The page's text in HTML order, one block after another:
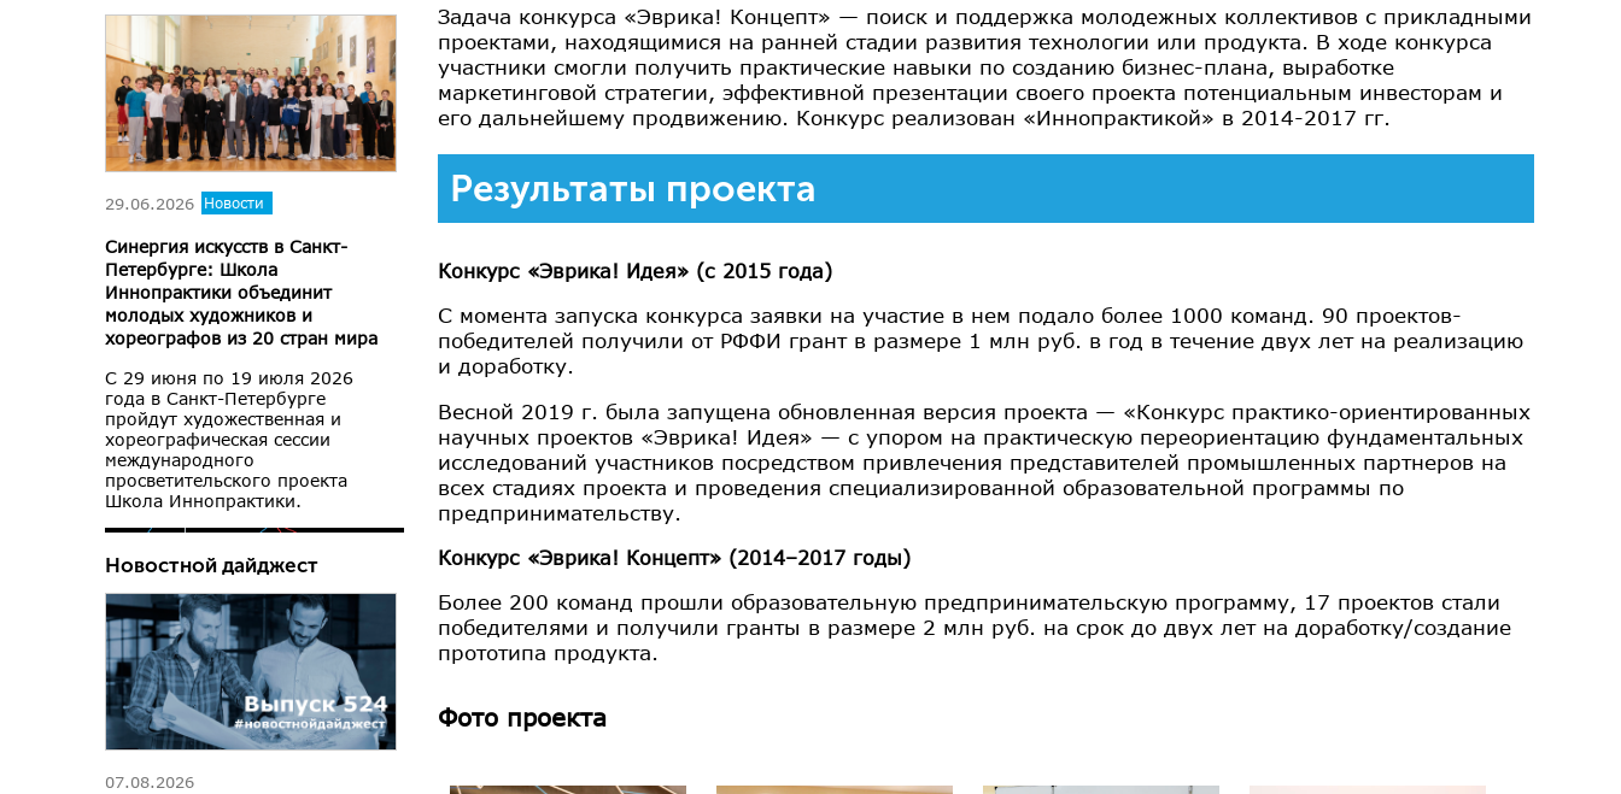
Задача конкурса «Эврика! Концепт» — поиск и поддержка молодежных коллективов с прикладными
проектами, находящимися на ранней стадии развития технологии или продукта. В ходе конкурса
участники смогли получить практические навыки по созданию бизнес-плана, выработке
маркетинговой стратегии, эффективной презентации своего проекта потенциальным инвесторам и
его дальнейшему продвижению. Конкурс реализован «Иннопрактикой» в 2014-2017 гг.
Результаты проекта
Конкурс «Эврика! Идея» (с 2015 года)
С момента запуска конкурса заявки на участие в нем подало более 1000 команд. 90 проектов-
победителей получили от РФФИ грант в размере 1 млн руб. в год в течение двух лет на реализацию
и доработку.
Весной 2019 г. была запущена обновленная версия проекта — «Конкурс практико-ориентированных
научных проектов «Эврика! Идея» — с упором на практическую переориентацию фундаментальных
исследований участников посредством привлечения представителей промышленных партнеров на
всех стадиях проекта и проведения специализированной образовательной программы по
предпринимательству.
Конкурс «Эврика! Концепт» (2014–2017 годы)
Более 200 команд прошли образовательную предпринимательскую программу, 17 проектов стали
победителями и получили гранты в размере 2 млн руб. на срок до двух лет на доработку/создание
прототипа продукта.
Фото проекта
29.06.2026 Новости
Синергия искусств в Санкт-
Петербурге: Школа
Иннопрактики объединит
молодых художников и
хореографов из 20 стран мира
С 29 июня по 19 июля 2026
года в Санкт-Петербурге
пройдут художественная и
хореографическая сессии
международного
просветительского проекта
Школа Иннопрактики.
Новостной дайджест
07.08.2026